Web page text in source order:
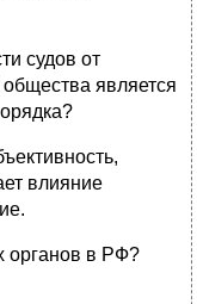
судов от
является
влияние
органов в РФ?